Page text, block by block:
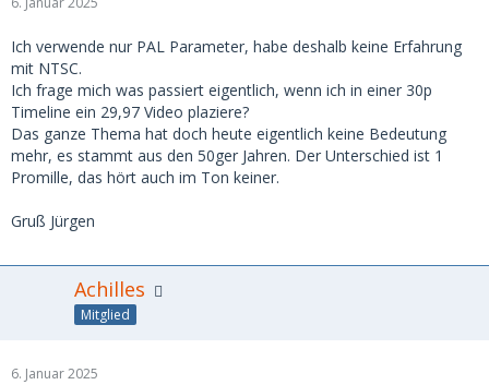
Ich verwende nur PAL Parameter, habe deshalb keine Erfahrung
mit NTSC.
Ich frage mich was passiert eigentlich, wenn ich in einer 30p
Timeline ein 29,97 Video plaziere?
Das ganze Thema hat doch heute eigentlich keine Bedeutung
mehr, es stammt aus den 50ger Jahren. Der Unterschied ist 1
Promille, das hört auch im Ton keiner.
Gruß Jürgen
Achilles
Mitglied
6. Januar 2025